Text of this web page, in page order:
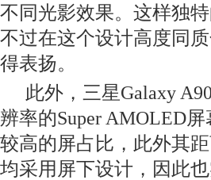
不同光影效果。这样独
不过在这个设计高度同
得表扬。
此外，三星Galaxy
辨率的Super AMOLED
较高的屏占比，此外其
均采用屏下设计，因此